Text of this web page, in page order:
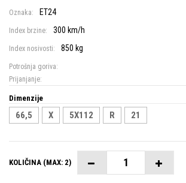
Oznaka: ET24
Index brzine: 300 km/h
Index nosivosti: 850 kg
Potrošnja goriva:
Prijanjanje:
Dimenzije
66,5 X 5X112 R 21
KOLIČINA (MAX: 2)